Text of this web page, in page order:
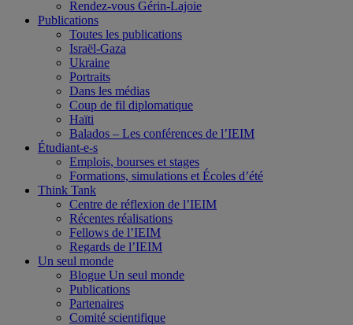
Rendez-vous Gérin-Lajoie
Publications
Toutes les publications
Israël-Gaza
Ukraine
Portraits
Dans les médias
Coup de fil diplomatique
Haïti
Balados – Les conférences de l’IEIM
Étudiant-e-s
Emplois, bourses et stages
Formations, simulations et Écoles d’été
Think Tank
Centre de réflexion de l’IEIM
Récentes réalisations
Fellows de l’IEIM
Regards de l’IEIM
Un seul monde
Blogue Un seul monde
Publications
Partenaires
Comité scientifique